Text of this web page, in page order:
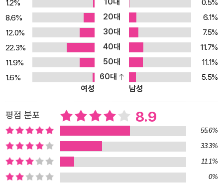
작가들과의 관계에 대한 깊이 있는 이해를 요구하는 까닭에 그간 국
내에서 제대로 된 완역본을 만나기 힘들었던 것이 사실이다. 국내에
서 흔히 ‘청소년 추천 도서’와 동일시되는 고전이 야하면 안 된다는 인
식 아래, 성적인 표현 이면의 재치와 생명력은 간과한 채 ‘야한 책’의
이미지를 없애기 위해 축약하는 경우가 많았으며, 이마저도 중세 이
탈리아 민중어의 의미나 보카치오가 임의로 비틀어 놓은 어휘들을 제
대로 이해하지 못해 영문판에 의존해 중역한 책들이 대부분이었다.
이번 민음사 세계문학전집의 『데카메론』은 평생 보카치오와 『데카메
론』을 연구한 이탈리아 문헌학자 비토레 브란카가 감수한 1980년 에
이나우디사(社) 판을 저본으로 삼아 부산외대 이탈리아어과의 박상
진 교수가 완역한 것이다. 박상진 교수는 이미 단테의 『신곡』을 필독
서에서 애독서로, 오늘의 독자가 읽기 쉽게 완역한 것으로 잘 알려진
역자이다. 그는 『데카메론』의 가장 큰 특징인 구어체, 특히 각 화자의
1.2%
0.5%
8.6%
20대
6.1%
12.0%
30대
7.5%
22.3%
40대
11.7%
11.9%
50대
11.1%
1.6%
60대
5.5%
여성
남성
평점 분포 8.9
55.6%
33.3%
11.1%
0%